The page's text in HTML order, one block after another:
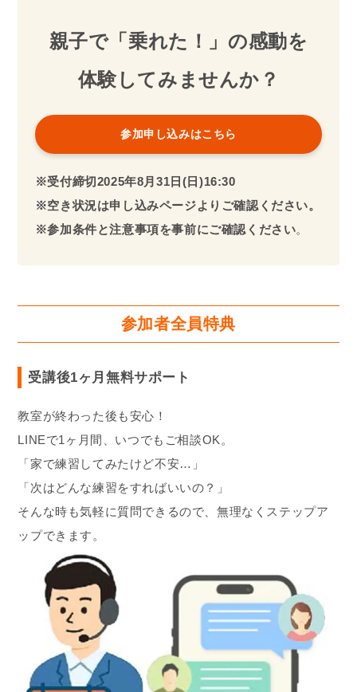
親子で「乗れた！」の感動を
体験してみませんか？
参加申し込みはこちら
※受付締切2025年8月 31日(日)16:30
※空き状況は申し込みページよりご確認ください。
※参加条件と注意事項を事前にご確認ください。
参加者全員特典
受講後1ヶ月無料サポート
教室が終わった後も安心！
LINEで1ヶ月間、いつでもご相談OK。
「家で練習してみたけど不安…」
「次はどんな練習をすればいいの？」
そんな時も気軽に質問できるので、無理なくステップア
ップできます。